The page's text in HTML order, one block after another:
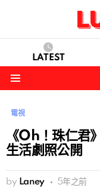
LATEST
電視
《Oh！珠仁君
生活劇照公開
by Laney 5年之前